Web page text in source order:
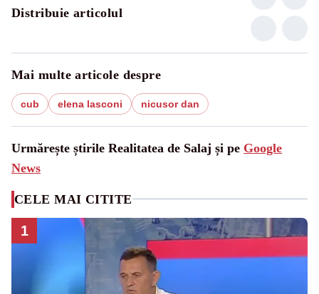
Distribuie articolul
Mai multe articole despre
cub elena lasconi nicusor dan
Urmărește știrile Realitatea de Salaj și pe Google
News
CELE MAI CITITE
1